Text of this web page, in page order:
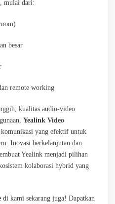
mulai dari:
besar
remote working
kualitas audio-video
Yealink Video
yang efektif untuk
Inovasi berkelanjutan dan
Yealink menjadi pilihan
kolaborasi hybrid yang
di kami sekarang juga! Dapatkan